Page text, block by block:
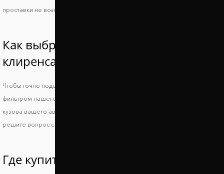
проставки не всегда позволяют решить основную проблему.
Как выбрать проставки увеличения
клиренса Фиат Брава?
Чтобы точно подобрать проставки для Fiat Brava, воспользуйтесь
фильтром нашего сайта или свяжитесь с менеджером и укажите ВИН
кузова вашего авто. Так вы получите идеально совместимые проставки и
решите вопрос с дорожным просветом.
Где купить проставки для